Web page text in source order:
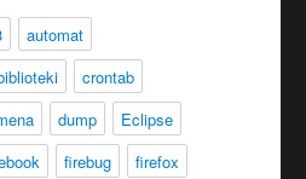
automat
crontab
dump
Eclipse
firebug
firefox